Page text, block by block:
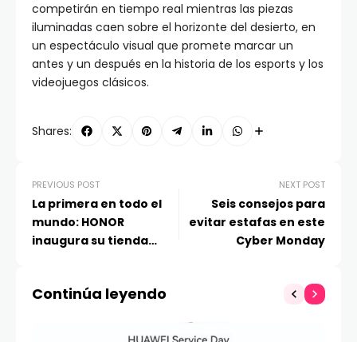
competirán en tiempo real mientras las piezas
iluminadas caen sobre el horizonte del desierto, en
un espectáculo visual que promete marcar un
antes y un después en la historia de los esports y los
videojuegos clásicos.
Shares:
PREVIOUS POST
La primera en todo el
mundo: HONOR
inaugura su tienda
ecosistema de
NEXT POST
Seis consejos para
evitar estafas en este
Cyber Monday
Continúa leyendo